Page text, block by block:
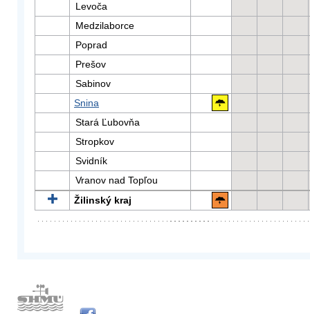
Levoča
Medzilaborce
Poprad
Prešov
Sabinov
Snina
Stará Ľubovňa
Stropkov
Svidník
Vranov nad Topľou
Žilinský kraj